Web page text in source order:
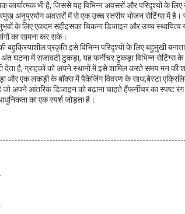
कार्यात्मक भी है, जिससे यह विभिन्न अवसरों और परिदृश्यों के
अनुप्रयोग अवसरों में से एक उच्च स्तरीय भोजन सेटिंग्स में है।
के लिए एकदम सहीइसका चिकना डिजाइन और उच्च
का सामना कर सके।
बहुक्रियाशील प्रकृति इसे विभिन्न परिदृश्यों के लिए बहुमुखी
घटना में सजावटी टुकड़ा, यह फर्नीचर टुकड़ा विभिन्न
देता है, ग्राहकों को अपने स्थानों में इसे शामिल करते समय मन की
एक लकड़ी के बॉक्स में पैकेजिंग विवरण के साथ,बेस्टा एक्रिलिक
जो अपने आंतरिक डिजाइन को बढ़ाना चाहते हैंफर्नीचर का स्पष्ट
का एक स्पर्श जोड़ता है।